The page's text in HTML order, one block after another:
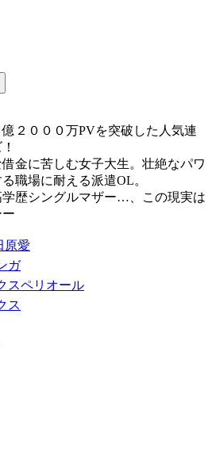
２０００万PVを突破した人気連
金に苦しむ女子大生。壮絶なパワ
職場に耐える派遣OL。
歴シングルマザー…、この現実は
原愛
ガ
スペリオール
ス